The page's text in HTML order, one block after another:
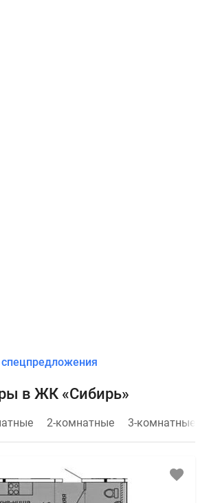
в ЖК «Сибирь»
2-комнатные 3-комнатные